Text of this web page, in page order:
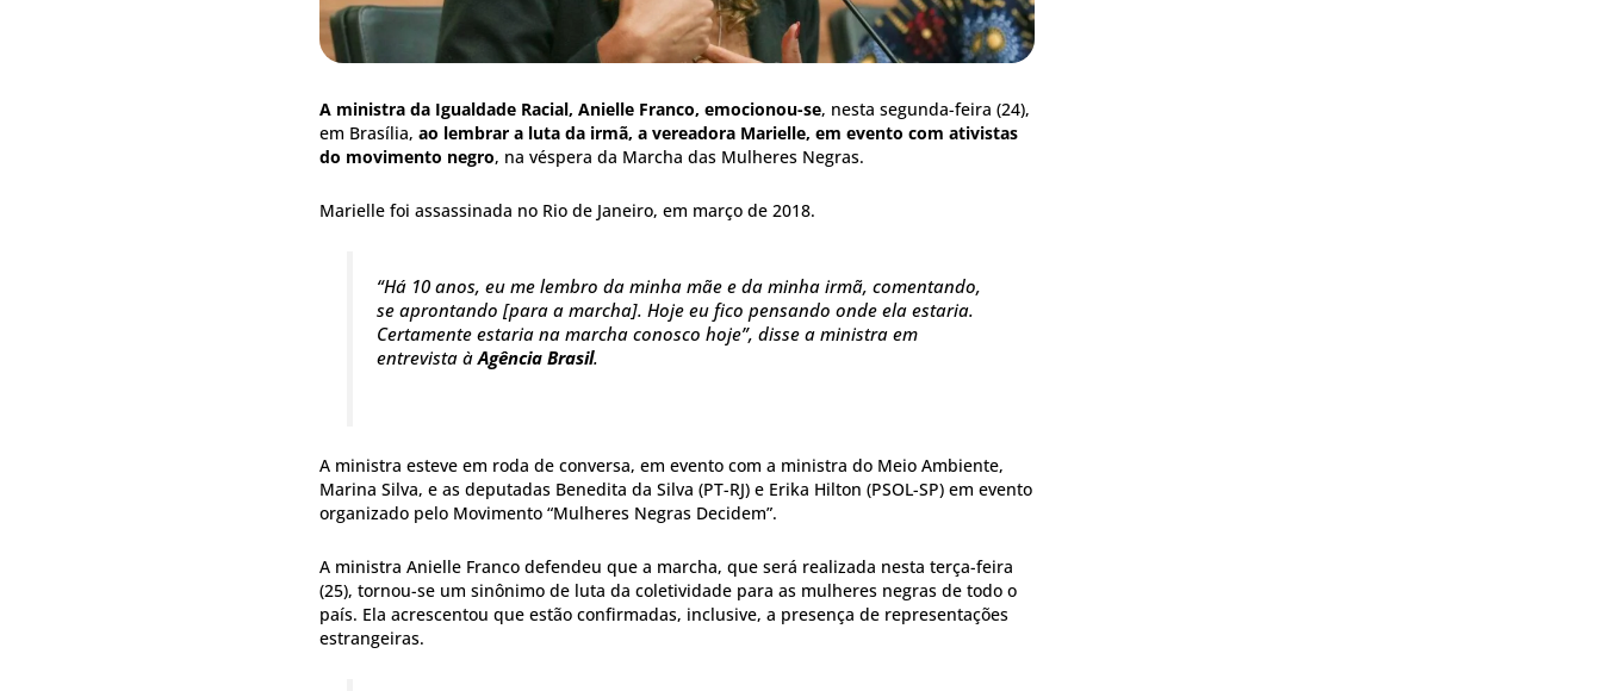
A ministra da Igualdade Racial, Anielle Franco, emocionou-se, nesta segunda-feira (24),
em Brasília, ao lembrar a luta da irmã, a vereadora Marielle, em evento com ativistas
do movimento negro, na véspera da Marcha das Mulheres Negras.
Marielle foi assassinada no Rio de Janeiro, em março de 2018.
“Há 10 anos, eu me lembro da minha mãe e da minha irmã, comentando,
se aprontando [para a marcha]. Hoje eu fico pensando onde ela estaria.
Certamente estaria na marcha conosco hoje”, disse a ministra em
entrevista àAgência Brasil.
A ministra esteve em roda de conversa, em evento com a ministra do Meio Ambiente,
Marina Silva, e as deputadas Benedita da Silva (PT-RJ) e Erika Hilton (PSOL-SP) em evento
organizado pelo Movimento “Mulheres Negras Decidem”.
A ministra Anielle Franco defendeu que a marcha, que será realizada nesta terça-feira
(25), tornou-se um sinônimo de luta da coletividade para as mulheres negras de todo o
país. Ela acrescentou que estão confirmadas, inclusive, a presença de representações
estrangeiras.